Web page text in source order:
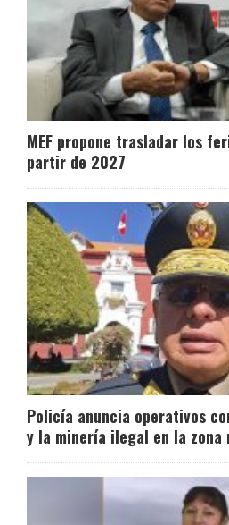
MEF propone trasladar los
partir de 2027
Policía anuncia operativos
y la minería ilegal en la zona